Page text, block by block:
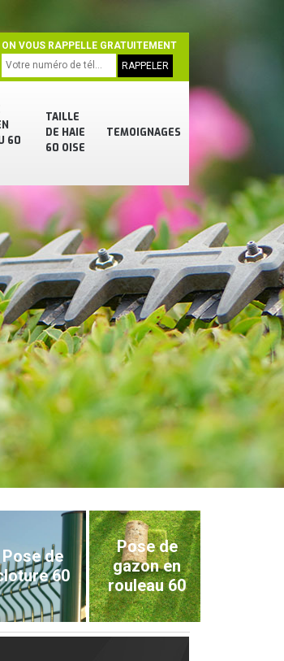
60
TAILLE
DE HAIE
60 OISE
TEMOIGNAGES
ON VOUS RAPPELLE GRATUITEMENT
Pose de
60
Pose de
gazon en
rouleau 60